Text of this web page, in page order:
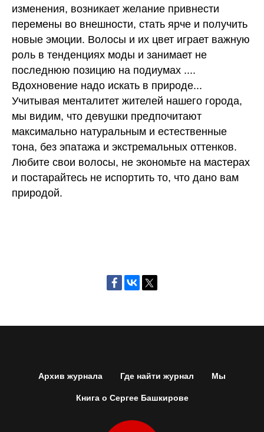
изменения, возникает желание привнести
перемены во внешности, стать ярче и получить
новые эмоции. Волосы и их цвет играет важную
роль в тенденциях моды и занимает не
последнюю позицию на подиумах ....
Вдохновение надо искать в природе...
Учитывая менталитет жителей нашего города,
мы видим, что девушки предпочитают
максимально натуральным и естественные
тона, без эпатажа и экстремальных оттенков.
Любите свои волосы, не экономьте на мастерах
и постарайтесь не испортить то, что дано вам
природой.
Архив журнала Где найти журнал Мы
Книга о Сергее Башкирове